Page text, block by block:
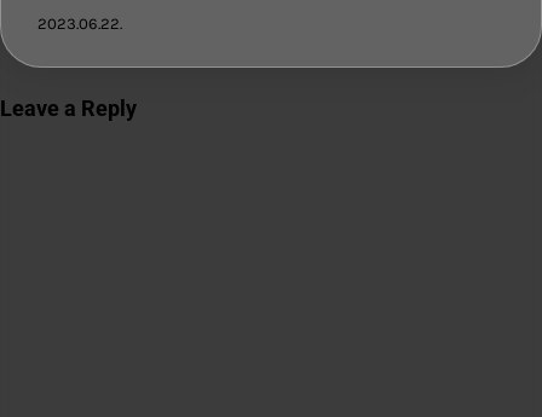
2023.06.22.
Leave a Reply